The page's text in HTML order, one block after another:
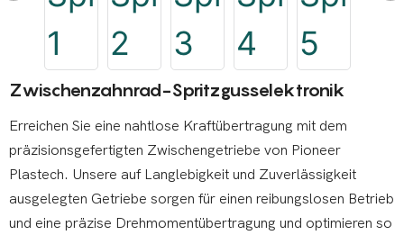
Zwischenzahnrad-Spritzgusselektronik
Erreichen Sie eine nahtlose Kraftübertragung mit dem
präzisionsgefertigten Zwischengetriebe von Pioneer
Plastech. Unsere auf Langlebigkeit und Zuverlässigkeit
ausgelegten Getriebe sorgen für einen reibungslosen Betrieb
und eine präzise Drehmomentübertragung und optimieren so